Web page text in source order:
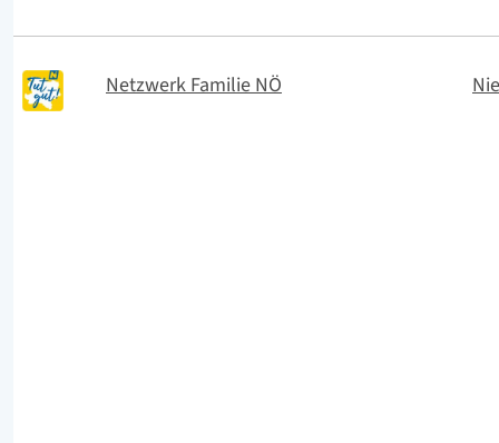
Netzwerk Familie NÖ